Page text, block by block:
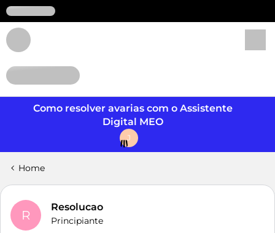
Como resolver avarias com o Assistente
Digital MEO
J
Home
R
Resolucao
Principiante